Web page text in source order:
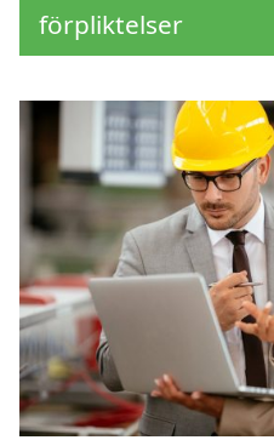
förpliktelser